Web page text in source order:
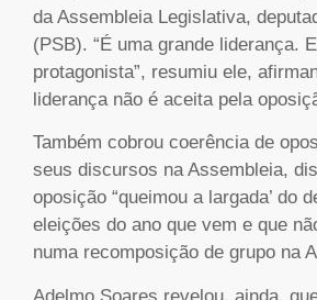
da Assembleia Legislativa,
(PSB). “É uma grande liderança.
protagonista”, resumiu ele,
liderança não é aceita pela
Também cobrou coerência de
seus discursos na Assembleia,
oposição “queimou a largada’ do
eleições do ano que vem e que
numa recomposição de grupo na